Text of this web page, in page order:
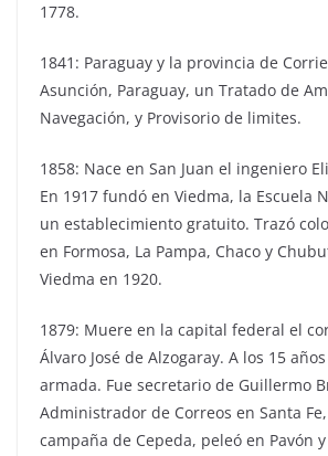
1778.
1841: Paraguay y la provincia de
Asunción, Paraguay, un Tratado de
Navegación, y Provisorio de limites.
1858: Nace en San Juan el ingeniero
En 1917 fundó en Viedma, la Escuela
un establecimiento gratuito. Trazó
en Formosa, La Pampa, Chaco y
Viedma en 1920.
1879: Muere en la capital federal el
Álvaro José de Alzogaray. A los 15
armada. Fue secretario de Guillermo
Administrador de Correos en Santa
campaña de Cepeda, peleó en Pavón